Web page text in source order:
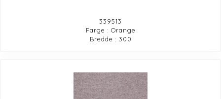
339513
Farge : Orange
Bredde : 300